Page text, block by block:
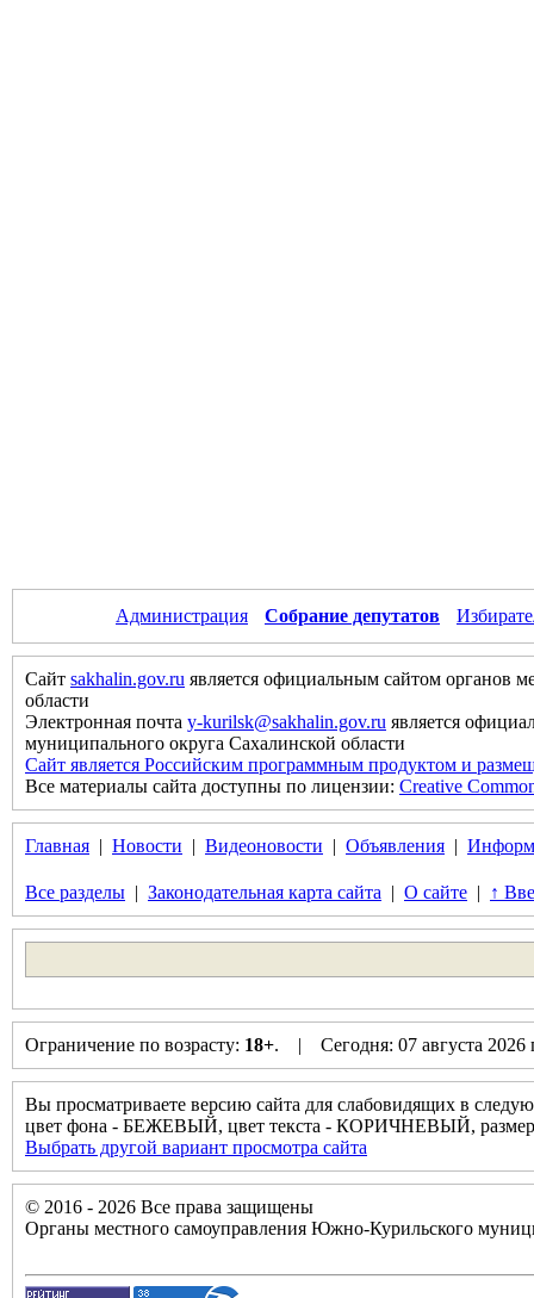
Администрация Собрание депутатов
Сайт sakhalin.gov.ru является официальным сайтом органов
области
Электронная почта y-kurilsk@sakhalin.gov.ru является
муниципального округа Сахалинской области
Сайт является Российским программным продуктом и
Все материалы сайта доступны по лицензии: Creative
Главная | Новости | Видеоновости | Объявления |
Все разделы | Законодательная карта сайта | О сайте | ↑
Ограничение по возрасту: 18+. | Сегодня: 07 августа
Вы просматриваете версию сайта для слабовидящих в
цвет фона - БЕЖЕВЫЙ, цвет текста - КОРИЧНЕВЫЙ,
Выбрать другой вариант просмотра сайта
© 2016 - 2026 Все права защищены
Органы местного самоуправления Южно-Курильского